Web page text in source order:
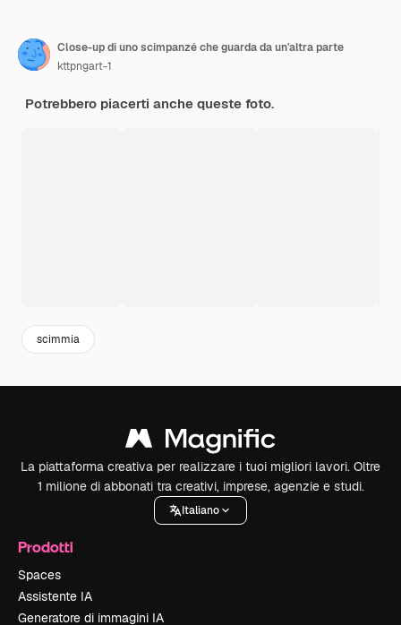
Close-up di uno scimpanzé che guarda da un'altra parte
kttpngart-1
Potrebbero piacerti anche queste foto.
scimmia
La piattaforma creativa per realizzare i tuoi migliori lavori. Oltre
1 milione di abbonati tra creativi, imprese, agenzie e studi.
Italiano
Prodotti
Spaces
Assistente IA
Generatore di immagini IA